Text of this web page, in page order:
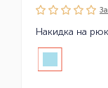
Накидка на